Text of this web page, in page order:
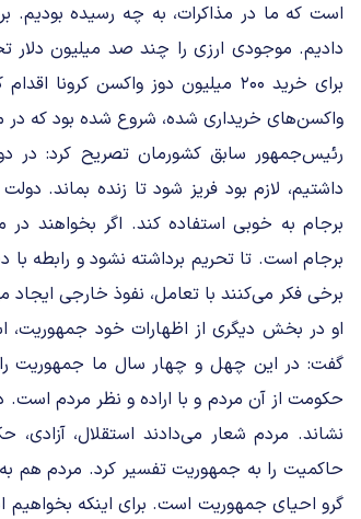
است که ما در مذاکرات، به چه رسیده بودیم.
دادیم. موجودی ارزی را چند صد میلیون دلار
برای خرید ۲۰۰ میلیون دوز واکسن
واکسن‌های خریداری شده، شروع شده بود که در
رئیس‌جمهور سابق کشورمان تصریح کرد: در
داشتیم، لازم بود فریز شود تا زنده بماند.
برجام به خوبی استفاده کند. اگر
برجام است. تا تحریم برداشته نشود و رابطه
برخی فکر می‌کنند با تعامل، نفوذ خارجی ایجاد
او در بخش دیگری از اظهارات خود جمهوریت،
گفت: در این چهل و چهار سال ما جمهوریت
حکومت از آن مردم و با اراده و نظر مردم است.
نشاند. مردم شعار می‌دادند استقلال،
حاکمیت را به جمهوریت تفسیر کرد. مردم هم
گرو احیای جمهوریت است. برای اینکه بخواهیم